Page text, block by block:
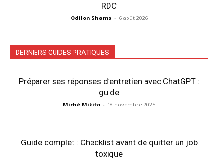
RDC
Odilon Shama - 6 août 2026
DERNIERS GUIDES PRATIQUES
Préparer ses réponses d’entretien avec ChatGPT :
guide
Miché Mikito - 18 novembre 2025
Guide complet : Checklist avant de quitter un job
toxique